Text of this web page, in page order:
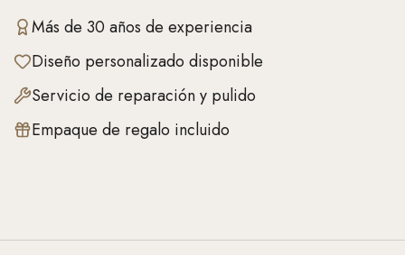
Más de 30 años de experiencia
Diseño personalizado disponible
Servicio de reparación y pulido
Empaque de regalo incluido